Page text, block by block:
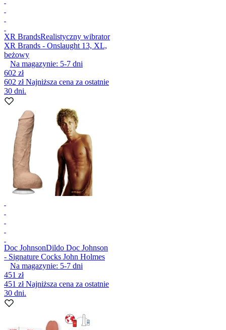
XR BrandsRealistyczny wibrator
XR Brands - Onslaught 13, XL,
beżowy
Na magazynie: 5-7 dni
602 zł
602 złNajniższa cena za ostatnie
30 dni.
Doc JohnsonDildo Doc Johnson
- Signature Cocks John Holmes
Na magazynie: 5-7 dni
451 zł
451 złNajniższa cena za ostatnie
30 dni.